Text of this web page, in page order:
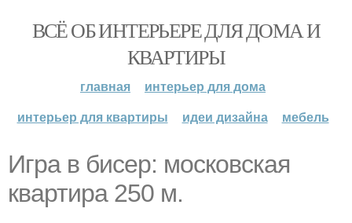
ВСЁ ОБ ИНТЕРЬЕРЕ ДЛЯ ДОМА И
КВАРТИРЫ
главная
интерьер для дома
интерьер для квартиры
идеи дизайна мебель
Игра в бисер: московская
квартира 250 м.